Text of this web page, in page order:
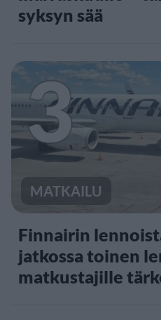
syksyn sää
3
MATKAILU
Finnairin
jatkossa toinen
matkustajille